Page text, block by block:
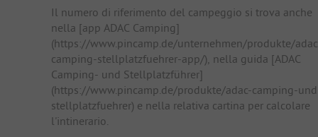
Il numero di riferimento del campeggio si trova anche
nella [app ADAC Camping]
(https://www.pincamp.de/unternehmen/produkte/
camping-stellplatzfuehrer-app/), nella guida [ADAC
Camping- und Stellplatzführer]
(https://www.pincamp.de/produkte/adac-camping-
stellplatzfuehrer) e nella relativa cartina per calcolare
l'intinerario.